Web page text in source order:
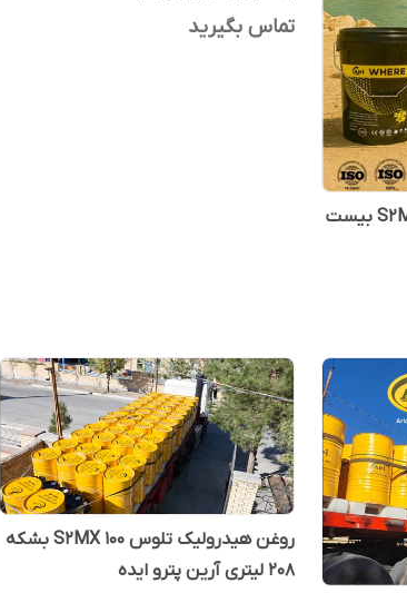
روغن هیدرولیک تلوس S2MX 68 بیست
تماس بگیرید
روغن هیدرولیک تلوس S2MX 100 بشکه
208 لیتری آرین پترو ایده